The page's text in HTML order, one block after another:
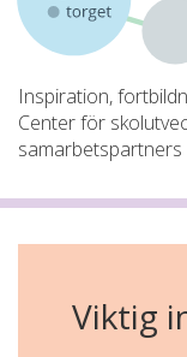
Inspiration,
Center för
samarbetspartners
Viktig